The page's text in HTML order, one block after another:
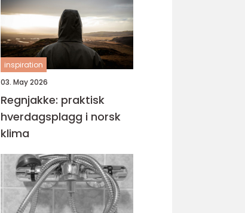
inspiration
03. May 2026
Regnjakke: praktisk
hverdagsplagg i norsk
klima